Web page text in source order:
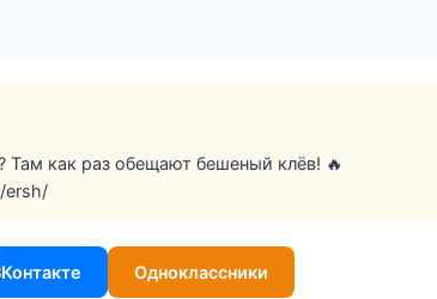
как раз обещают бешеный клёв! 🔥
ersh/
Одноклассники